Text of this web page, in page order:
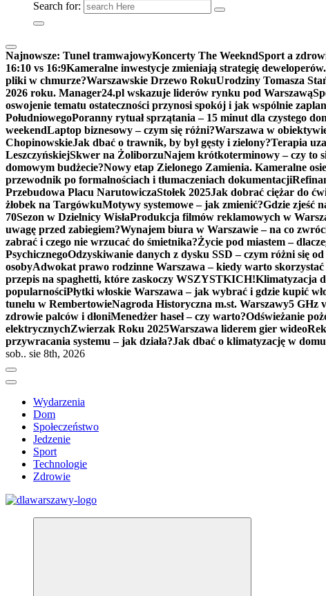
Search for:
Najnowsze: Tunel tramwajowyKoncerty The WeekndSport a
16:10 vs 16:9Kameralne inwestycje zmieniają strategię
pliki w chmurze?Warszawskie Drzewo RokuUrodziny Tomasza
2026 roku. Manager24.pl wskazuje liderów rynku pod Warszawą
oswojenie tematu ostateczności przynosi spokój i jak wspólnie
PołudniowegoPoranny rytuał sprzątania – 15 minut dla czystego
weekendLaptop biznesowy – czym się różni?Warszawa w
ChopinowskieJak dbać o trawnik, by był gęsty i zielony?Terapia
LeszczyńskiejSkwer na ŻoliborzuNajem krótkoterminowy – czy to
domowym budżecie?Nowy etap Zielonego Zamienia. Kameralne
przewodnik po formalnościach i tłumaczeniach dokumentacji
Przebudowa Placu NarutowiczaStołek 2025Jak dobrać ciężar do
żłobek na TargówkuMotywy systemowe – jak zmienić?Gdzie zjeść
70Sezon w Dzielnicy WisłaProdukcja filmów reklamowych w
uwagę przed zabiegiem?Wynajem biura w Warszawie – na co
zabrać i czego nie wrzucać do śmietnika?Życie pod miastem –
PsychicznegoOdzyskiwanie danych z dysku SSD – czym różni się
osobyAdwokat prawo rodzinne Warszawa – kiedy warto
przepis na spaghetti, które zaskoczy WSZYSTKICH!Klimatyzacja
popularnościPłytki włoskie Warszawa – jak wybrać i gdzie kupić
tunelu w RembertowieNagroda Historyczna m.st. Warszawy5 GHz
zdrowie palców i dłoniMenedżer haseł – czy warto?Odświeżanie
elektrycznychZwierzak Roku 2025Warszawa liderem gier wideo
przywracania systemu – jak działa?Jak dbać o klimatyzację w
sob.. sie 8th, 2026
Wydarzenia
Dom
Społeczeństwo
Jedzenie
Sport
Technologie
Zdrowie